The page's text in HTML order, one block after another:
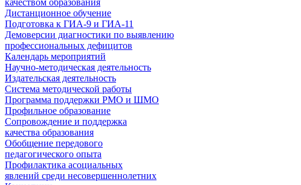
качеством образования
Дистанционное обучение
Подготовка к ГИА-9 и ГИА-11
Демоверсии диагностики по выявлению
профессиональных дефицитов
Календарь мероприятий
Научно-методическая деятельность
Издательская деятельность
Система методической работы
Программа поддержки РМО и ШМО
Профильное образование
Сопровождение и поддержка
качества образования
Обобщение передового
педагогического опыта
Профилактика асоциальных
явлений среди несовершеннолетних